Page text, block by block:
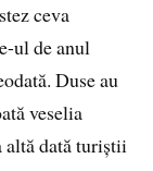
ceva
ul de anul
Duse au
veselia
altă dată turiștii